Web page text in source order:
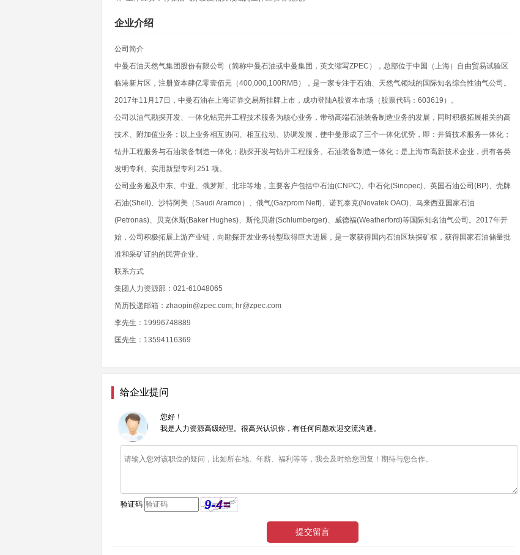
企业介绍
公司简介
中曼石油天然气集团股份有限公司（简称中曼石油或中曼集团，英文缩写ZPEC），总部位于中国（上海）自由贸易试验区
临港新片区，注册资本肆亿零壹佰元（400,000,100RMB），是一家专注于石油、天然气领域的国际知名综合性油气公司。
2017年11月17日，中曼石油在上海证券交易所挂牌上市，成功登陆A股资本市场（股票代码：603619）。
公司以油气勘探开发、一体化钻完井工程技术服务为核心业务，带动高端石油装备制造业务的发展，同时积极拓展相关的高
技术、附加值业务；以上业务相互协同、相互拉动、协调发展，使中曼形成了三个一体化优势，即：井筒技术服务一体化；
钻井工程服务与石油装备制造一体化；勘探开发与钻井工程服务、石油装备制造一体化；是上海市高新技术企业，拥有各类
发明专利、实用新型专利 251 项。
公司业务遍及中东、中亚、俄罗斯、北非等地，主要客户包括中石油(CNPC)、中石化(Sinopec)、英国石油公司(BP)、壳牌
石油(Shell)、沙特阿美（Saudi Aramco）、俄气(Gazprom Neft)、诺瓦泰克(Novatek OAO)、马来西亚国家石油
(Petronas)、贝克休斯(Baker Hughes)、斯伦贝谢(Schlumberger)、威德福(Weatherford)等国际知名油气公司。2017年开
始，公司积极拓展上游产业链，向勘探开发业务转型取得巨大进展，是一家获得国内石油区块探矿权，获得国家石油储量批
准和采矿证的的民营企业。
联系方式
集团人力资源部：021-61048065
简历投递邮箱：zhaopin@zpec.com; hr@zpec.com
李先生：19996748889
匡先生：13594116369
给企业提问
您好！
我是人力资源高级经理。很高兴认识你，有任何问题欢迎交流沟通。
验证码